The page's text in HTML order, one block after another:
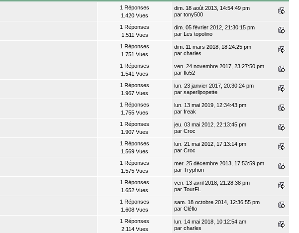
1 Réponses
1.420 Vues
dim. 18 août 2013, 14:54:49 pm
par tony500
1 Réponses
1.511 Vues
dim. 05 février 2012, 21:30:15 pm
par
Les topolino
1 Réponses
1.751 Vues
dim. 11 mars 2018, 18:24:25 pm
par charles
1 Réponses
1.541 Vues
ven. 24 novembre 2017, 23:27:50 pm
par flo52
1 Réponses
1.967 Vues
lun. 23 janvier 2017, 20:30:24 pm
par saperlipopette
1 Réponses
1.755 Vues
lun. 13 mai 2019, 12:34:43 pm
par freak
1 Réponses
1.907 Vues
jeu. 03 mai 2012, 22:13:45 pm
par Croc
1 Réponses
1.569 Vues
lun. 21 mai 2012, 17:13:14 pm
par Croc
1 Réponses
1.575 Vues
mer. 25 décembre 2013, 17:53:59 pm
par Tryphon
1 Réponses
1.652 Vues
ven. 13 avril 2018, 21:28:38 pm
par TourFL
1 Réponses
1.608 Vues
sam. 18 octobre 2014, 12:36:55 pm
par Cléflo
1 Réponses
2.114 Vues
lun. 14 mai 2018, 10:12:54 am
par charles